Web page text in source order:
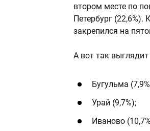
втором месте по
Петербург (22,6%).
закрепился на
А вот так
Бугульма
Урай (9,7%);
Иваново